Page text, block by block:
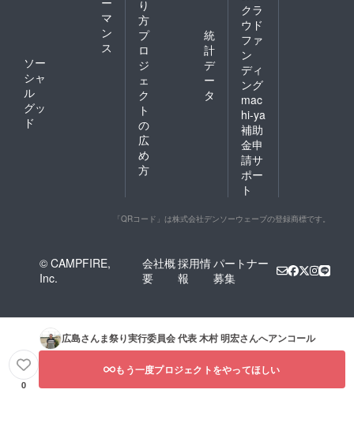
マ
ン
ス
ソー
シャ
ル
グッ
ド
り
方
プ
ロ
ジ
ェ
ク
ト
の
広
め
方
統
計
デ
ー
タ
クラ
ウド
ファ
ン
ディ
ング
mac
hi-ya
補助
金申
請サ
ポー
ト
「QRコード」は株式会社デンソーウェーブの登録商標です。
© CAMPFIRE,
Inc.
会社概
要
採用情
報
パートナー
募集
広島さんま祭り実行委員会 代表 木村 明宏さんへアンコール
0
もう一度プロジェクトをやってほしい